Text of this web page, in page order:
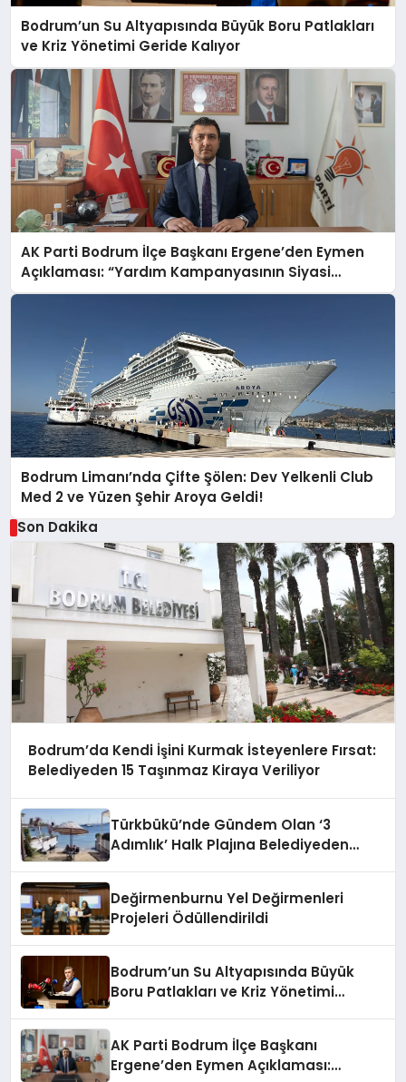
Bodrum’un Su Altyapısında Büyük Boru Patlakları
ve Kriz Yönetimi Geride Kalıyor
AK Parti Bodrum İlçe Başkanı Ergene’den Eymen
Açıklaması: “Yardım Kampanyasının Siyasi
Malzeme Yapılmasını Kınıyorum”
Bodrum Limanı’nda Çifte Şölen: Dev Yelkenli Club
Med 2 ve Yüzen Şehir Aroya Geldi!
Son Dakika
Bodrum’da Kendi İşini Kurmak İsteyenlere Fırsat:
Belediyeden 15 Taşınmaz Kiraya Veriliyor
Türkbükü’nde Gündem Olan ‘3
Adımlık’ Halk Plajına Belediyeden
Değirmenburnu Yel Değirmenleri
Projeleri Ödüllendirildi
Bodrum’un Su Altyapısında Büyük
Boru Patlakları ve Kriz Yönetimi
AK Parti Bodrum İlçe Başkanı
Ergene’den Eymen Açıklaması: